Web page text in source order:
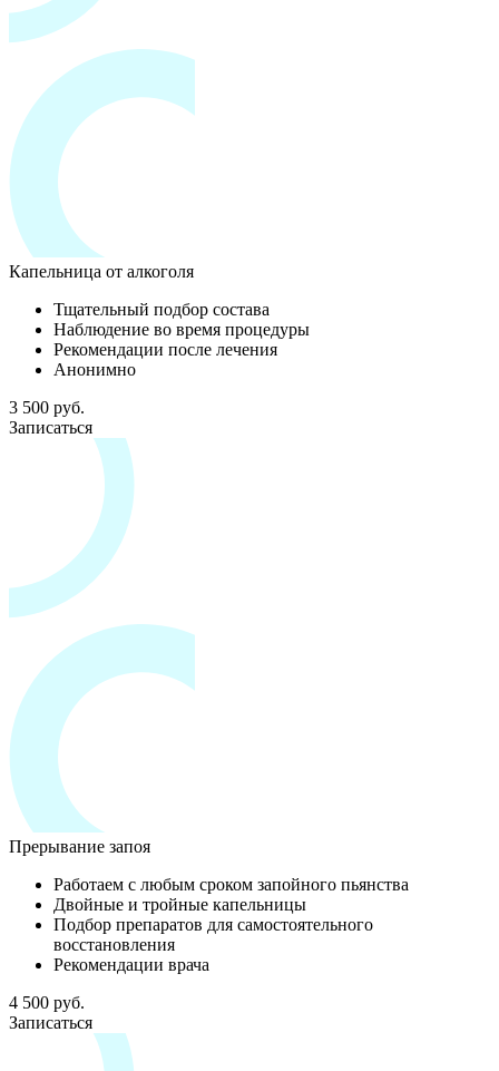
Капельница от алкоголя
Тщательный подбор состава
Наблюдение во время процедуры
Рекомендации после лечения
Анонимно
3 500 руб.
Записаться
Прерывание запоя
Работаем с любым сроком запойного пьянства
Двойные и тройные капельницы
Подбор препаратов для самостоятельного
восстановления
Рекомендации врача
4 500 руб.
Записаться